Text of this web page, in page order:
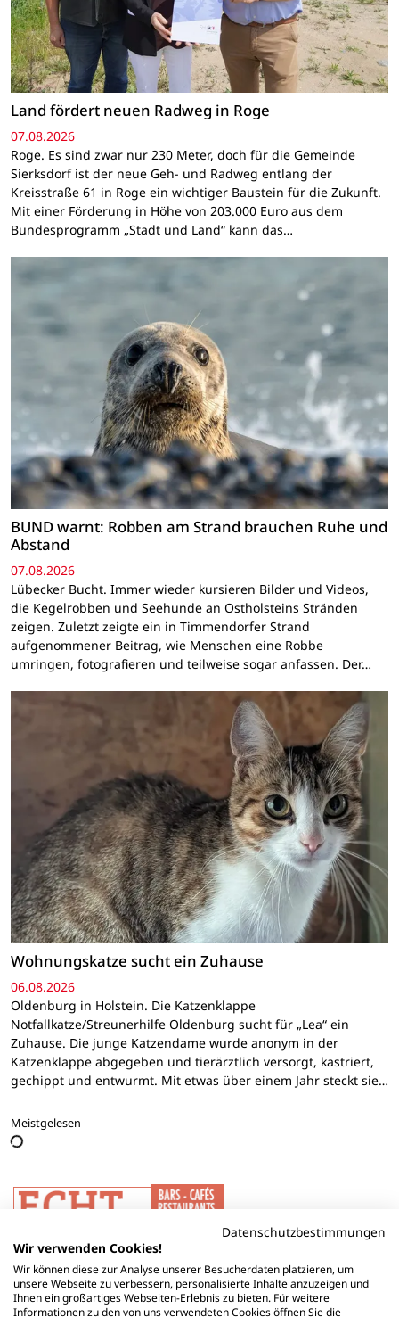
Land fördert neuen Radweg in Roge
07.08.2026
Roge. Es sind zwar nur 230 Meter, doch für die Gemeinde
Sierksdorf ist der neue Geh- und Radweg entlang der
Kreisstraße 61 in Roge ein wichtiger Baustein für die Zukunft.
Mit einer Förderung in Höhe von 203.000 Euro aus dem
Bundesprogramm „Stadt und Land“ kann das…
BUND warnt: Robben am Strand brauchen Ruhe und
Abstand
07.08.2026
Lübecker Bucht. Immer wieder kursieren Bilder und Videos,
die Kegelrobben und Seehunde an Ostholsteins Stränden
zeigen. Zuletzt zeigte ein in Timmendorfer Strand
aufgenommener Beitrag, wie Menschen eine Robbe
umringen, fotografieren und teilweise sogar anfassen. Der…
Wohnungskatze sucht ein Zuhause
06.08.2026
Oldenburg in Holstein. Die Katzenklappe
Notfallkatze/Streunerhilfe Oldenburg sucht für „Lea“ ein
Zuhause. Die junge Katzendame wurde anonym in der
Katzenklappe abgegeben und tierärztlich versorgt, kastriert,
gechippt und entwurmt. Mit etwas über einem Jahr steckt sie…
Meistgelesen
Datenschutzbestimmungen
Wir verwenden Cookies!
Wir können diese zur Analyse unserer Besucherdaten platzieren, um
unsere Webseite zu verbessern, personalisierte Inhalte anzuzeigen und
Ihnen ein großartiges Webseiten-Erlebnis zu bieten. Für weitere
Informationen zu den von uns verwendeten Cookies öffnen Sie die